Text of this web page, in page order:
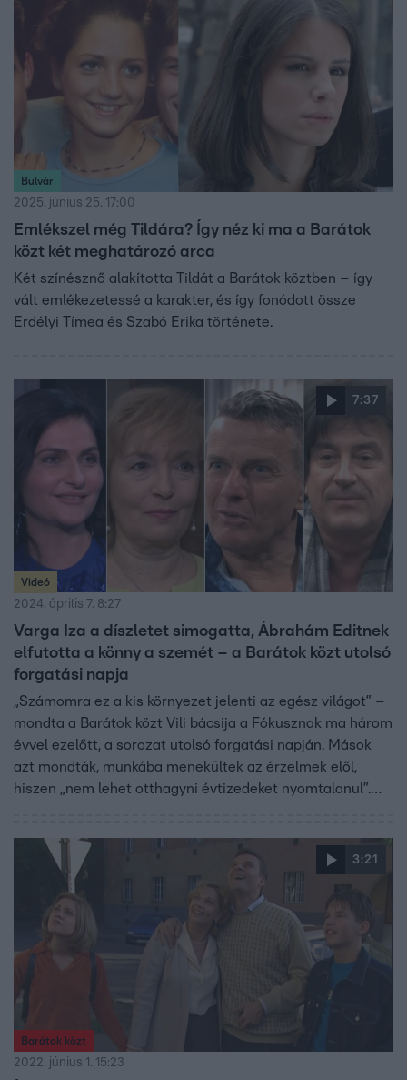
Bulvár
2025. június 25. 17:00
Emlékszel még Tildára? Így néz ki ma a Barátok
közt két meghatározó arca
Két színésznő alakította Tildát a Barátok köztben – így
vált emlékezetessé a karakter, és így fonódott össze
Erdélyi Tímea és Szabó Erika története.
7:37
Videó
2024. április 7. 8:27
Varga Iza a díszletet simogatta, Ábrahám Editnek
elfutotta a könny a szemét – a Barátok közt utolsó
forgatási napja
„Számomra ez a kis környezet jelenti az egész világot” –
mondta a Barátok közt Vili bácsija a Fókusznak ma három
évvel ezelőtt, a sorozat utolsó forgatási napján. Mások
azt mondták, munkába menekültek az érzelmek elől,
hiszen „nem lehet otthagyni évtizedeket nyomtalanul”.
23 éves fennállásukkal kitörölhetetlenül beleírták a
nevüket a magyar televíziózás történetébe, ez a hosszú
életút nemzetközileg is jelentős teljesítmény.
3:21
Barátok közt
2022. június 1. 15:23